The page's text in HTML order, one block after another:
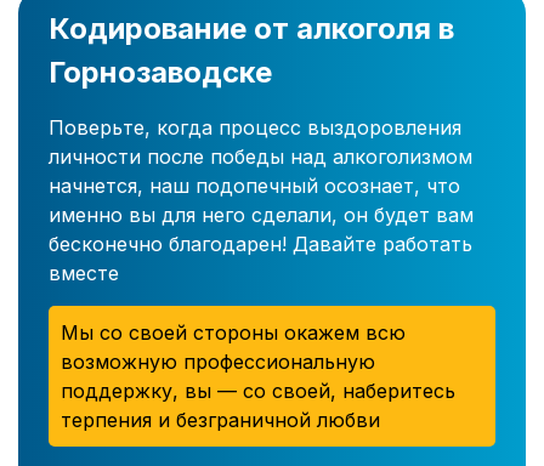
Кодирование от алкоголя в
Горнозаводске
Поверьте, когда процесс выздоровления
личности после победы над алкоголизмом
начнется, наш подопечный осознает, что
именно вы для него сделали, он будет вам
бесконечно благодарен! Давайте работать
вместе
Мы со своей стороны окажем всю
возможную профессиональную
поддержку, вы — со своей, наберитесь
терпения и безграничной любви